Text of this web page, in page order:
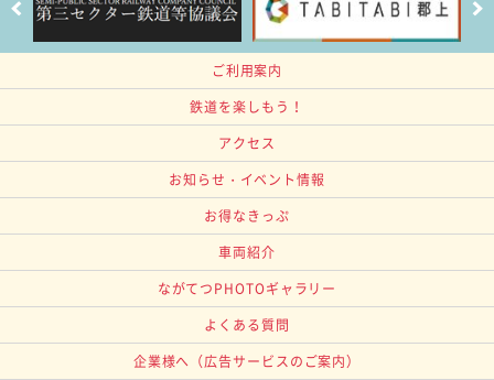
ご利用案内
鉄道を楽しもう！
アクセス
お知らせ・イベント情報
お得なきっぷ
車両紹介
ながてつPHOTOギャラリー
よくある質問
企業様へ （広告サービスのご案内）